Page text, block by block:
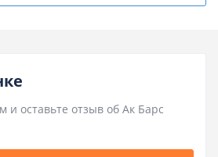
и оставьте отзыв об Ак Барс